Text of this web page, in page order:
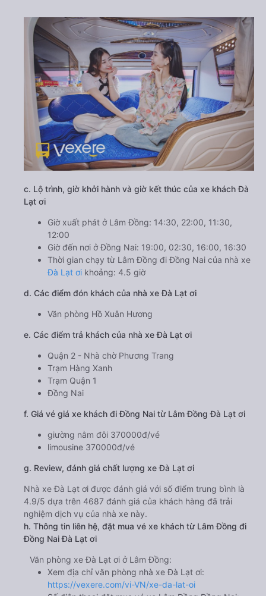
c. Lộ trình, giờ khởi hành và giờ kết thúc của xe khách Đà
Lạt ơi
Giờ xuất phát ở Lâm Đồng: 14:30, 22:00, 11:30,
12:00
Giờ đến nơi ở Đồng Nai: 19:00, 02:30, 16:00, 16:30
Thời gian chạy từ Lâm Đồng đi Đồng Nai của nhà xe
Đà Lạt ơi khoảng: 4.5 giờ
d. Các điểm đón khách của nhà xe Đà Lạt ơi
Văn phòng Hồ Xuân Hương
e. Các điểm trả khách của nhà xe Đà Lạt ơi
Quận 2 - Nhà chờ Phương Trang
Trạm Hàng Xanh
Trạm Quận 1
Đồng Nai
f. Giá vé giá xe khách đi Đồng Nai từ Lâm Đồng Đà Lạt ơi
giường nằm đôi 370000đ/vé
limousine 370000đ/vé
g. Review, đánh giá chất lượng xe Đà Lạt ơi
Nhà xe Đà Lạt ơi được đánh giá với số điểm trung bình là
4.9/5 dựa trên 4687 đánh giá của khách hàng đã trải
nghiệm dịch vụ của nhà xe này.
h. Thông tin liên hệ, đặt mua vé xe khách từ Lâm Đồng đi
Đồng Nai Đà Lạt ơi
Văn phòng xe Đà Lạt ơi ở Lâm Đồng:
Xem địa chỉ văn phòng nhà xe Đà Lạt ơi:
https://vexere.com/vi-VN/xe-da-lat-oi